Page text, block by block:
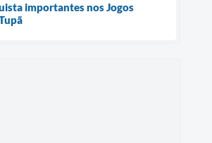
importantes nos Jogos